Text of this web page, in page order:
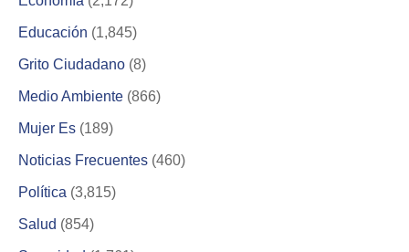
Educación (1,845)
Grito Ciudadano (8)
Medio Ambiente (866)
Mujer Es (189)
Noticias Frecuentes (460)
Política (3,815)
Salud (854)